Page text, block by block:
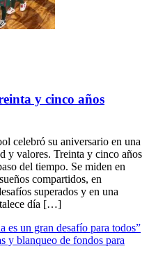
y cinco años
celebró su aniversario en una
y valores. Treinta y cinco años
del tiempo. Se miden en
compartidos, en
superados y en una
día […]
es un gran desafío para todos”
y blanqueo de fondos para